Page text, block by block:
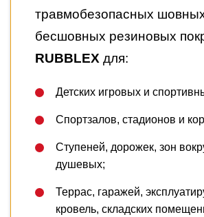
травмобезопасных
бесшовных резиновых
RUBBLEX для:
Детских игровых и
Спортзалов, стадионов и
Ступеней, дорожек, зон
душевых;
Террас, гаражей,
кровель, складских